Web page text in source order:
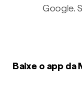
Google.
Baixe o app